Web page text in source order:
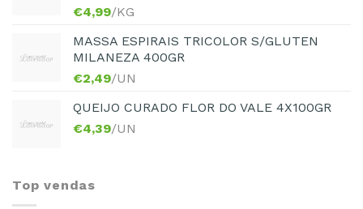
€4,99/KG
MASSA ESPIRAIS TRICOLOR S/GLUTEN
MILANEZA 400GR
€2,49/UN
QUEIJO CURADO FLOR DO VALE 4X100GR
€4,39/UN
Top vendas